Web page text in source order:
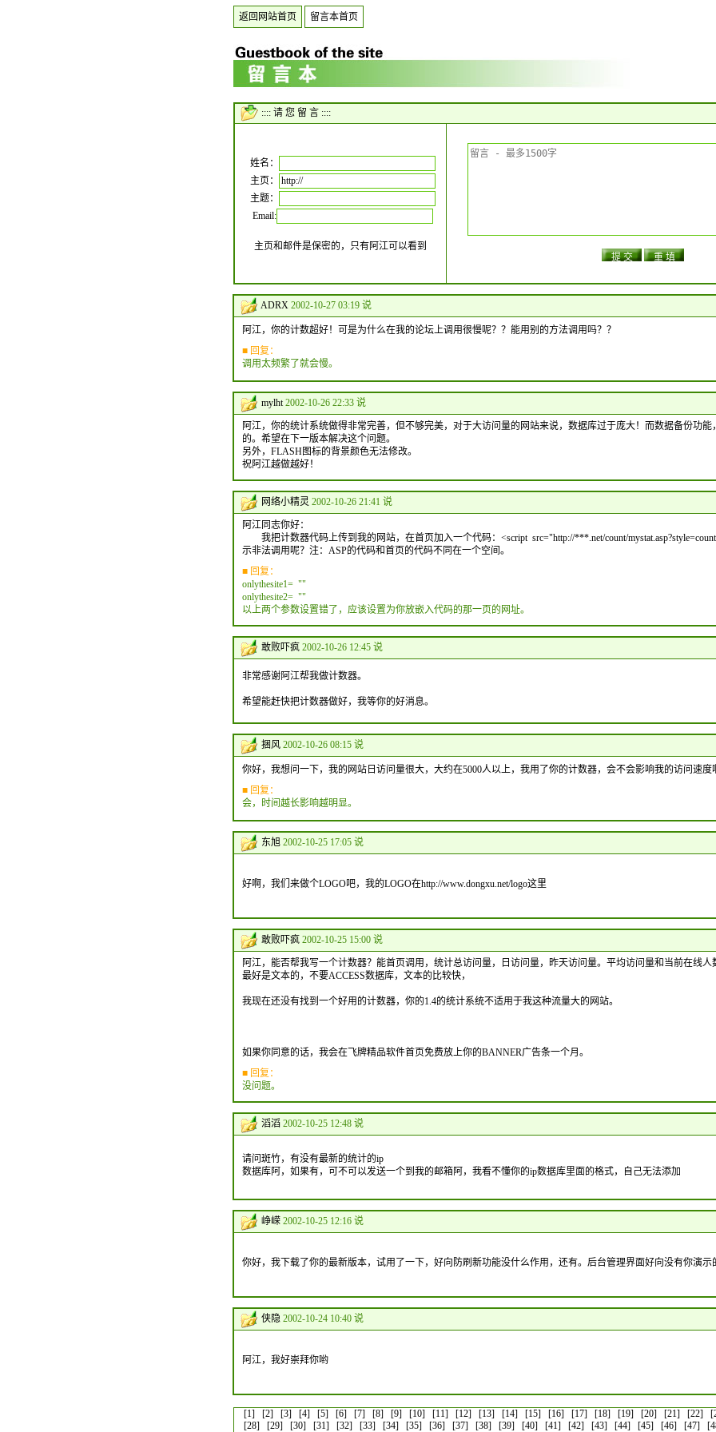
返回网站首页 留言本首页
:::: 请 您 留 言 ::::
姓名：
主页：
主题：
Email:
主页和邮件是保密的，只有阿江可以看到
ADRX 2002-10-27 03:19 说
阿江，你的计数超好！可是为什么在我的论坛上调用很慢呢？？能用别的方法调用吗？？
■ 回复：
调用太频繁了就会慢。
mylht 2002-10-26 22:33 说
阿江，你的统计系统做得非常完善，但不够完美，对于大访问量的网站来说，数据库过于庞大！而数据备份功
的。希望在下一版本解决这个问题。
另外，FLASH图标的背景颜色无法修改。
祝阿江越做越好！
网络小精灵 2002-10-26 21:41 说
阿江同志你好：
我把计数器代码上传到我的网站，在首页加入一个代码：<script src="http://***.net/count/
示非法调用呢？注：ASP的代码和首页的代码不同在一个空间。
■ 回复：
onlythesite1= ""
onlythesite2= ""
以上两个参数设置错了，应该设置为你放嵌入代码的那一页的网址。
敢败吓疯 2002-10-26 12:45 说
非常感谢阿江帮我做计数器。
希望能赶快把计数器做好，我等你的好消息。
捆风 2002-10-26 08:15 说
你好，我想问一下，我的网站日访问量很大，大约在5000人以上，我用了你的计数器，会不会影响我的访问速度
■ 回复：
会，时间越长影响越明显。
东旭 2002-10-25 17:05 说
好啊，我们来做个LOGO吧，我的LOGO在http://www.dongxu.net/logo这里
敢败吓疯 2002-10-25 15:00 说
阿江，能否帮我写一个计数器？能首页调用，统计总访问量，日访问量，昨天访问量。平均访问量和当前在线人
最好是文本的，不要ACCESS数据库，文本的比较快，
我现在还没有找到一个好用的计数器，你的1.4的统计系统不适用于我这种流量大的网站。
如果你同意的话，我会在飞牌精品软件首页免费放上你的BANNER广告条一个月。
■ 回复：
没问题。
滔滔 2002-10-25 12:48 说
请问斑竹，有没有最新的统计的ip
数据库阿，如果有，可不可以发送一个到我的邮箱阿，我看不懂你的ip数据库里面的格式，自己无法添加
峥嵘 2002-10-25 12:16 说
你好，我下载了你的最新版本，试用了一下，好向防刷新功能没什么作用，还有。后台管理界面好向没有你演示
侠隐 2002-10-24 10:40 说
阿江，我好崇拜你哟
[1] [2] [3] [4] [5] [6] [7] [8] [9] [10] [11] [12] [13] [14] [15] [16] [17] [18] [19] [20] [21] [22]
[28]
[29] [30] [31] [32] [33] [34] [35] [36] [37] [38] [39] [40] [41] [42] [43] [44] [45] [46] [47]